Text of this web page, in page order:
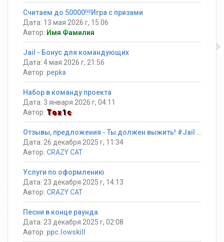
Считаем до 50000!!!Игра с призами
Дата: 13 мая 2026 г, 15:06
Автор: Имя Фамилия
Jail - Бонус для командующих
Дата: 4 мая 2026 г, 21:56
Автор: pepka
Набор в команду проекта
Дата: 3 января 2026 г, 04:11
Автор: Tox1c
Дата: 26 декабря 2025 г, 11:34
Автор: CRAZY CAT
Услуги по оформлению
Дата: 23 декабря 2025 г, 14:13
Автор: CRAZY CAT
Песни в конце раунда
Дата: 23 декабря 2025 г, 02:08
Автор: ppc.lowskill